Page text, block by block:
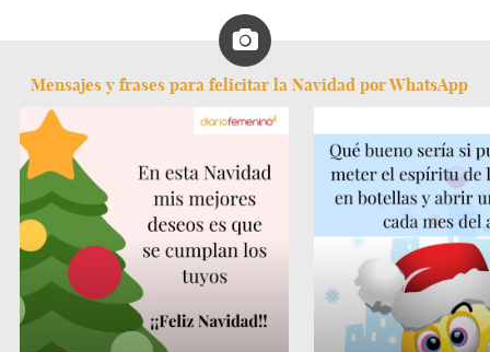
Mensajes y frases para felicitar la Navidad por WhatsApp